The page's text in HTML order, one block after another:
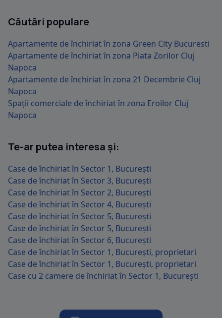
Căutări populare
Apartamente de închiriat în zona Green City Bucuresti
Apartamente de închiriat în zona Piata Zorilor Cluj
Napoca
Apartamente de închiriat în zona 21 Decembrie Cluj
Napoca
Spații comerciale de închiriat în zona Eroilor Cluj
Napoca
Te-ar putea interesa și:
Case de închiriat în Sector 1, București
Case de închiriat în Sector 3, București
Case de închiriat în Sector 2, București
Case de închiriat în Sector 4, București
Case de închiriat în Sector 5, București
Case de închiriat în Sector 5, București
Case de închiriat în Sector 6, București
Case de închiriat în Sector 1, București, proprietari
Case de închiriat în Sector 1, București, proprietari
Case cu 2 camere de închiriat în Sector 1, București